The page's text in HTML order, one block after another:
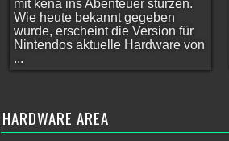
mit kena ins Abenteuer stürzen.
Wie heute bekannt gegeben
wurde, erscheint die Version für
Nintendos aktuelle Hardware von
...
HARDWARE AREA